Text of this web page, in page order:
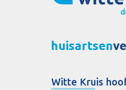
huisartsen
Witte Kruis